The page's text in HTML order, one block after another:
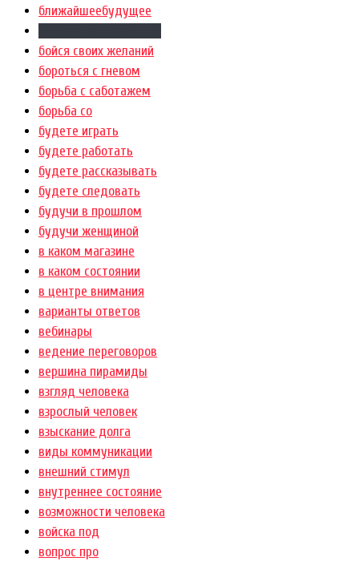
ближайшеебудущее
бойся своих желаний
бороться с гневом
борьба с саботажем
борьба со
будете играть
будете работать
будете рассказывать
будете следовать
будучи в прошлом
будучи женщиной
в каком магазине
в каком состоянии
в центре внимания
варианты ответов
вебинары
ведение переговоров
вершина пирамиды
взгляд человека
взрослый человек
взыскание долга
виды коммуникации
внешний стимул
внутреннее состояние
возможности человека
войска под
вопрос про